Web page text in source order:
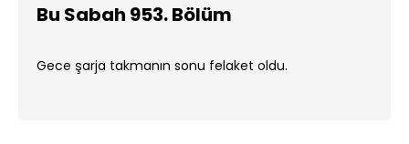
Bu Sabah 953. Bölüm
Gece şarja takmanın sonu felaket oldu.